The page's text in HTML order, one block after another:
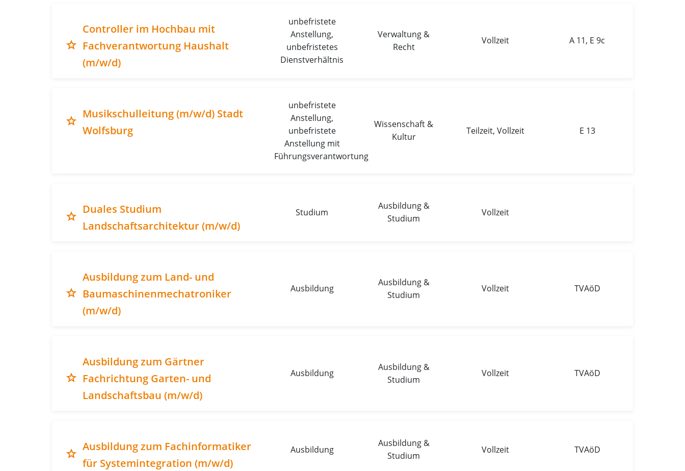
grade
Controller im Hochbau mit
Fachverantwortung Haushalt
(m/w/d)
unbefristete
Anstellung,
unbefristetes
Dienstverhältnis
Verwaltung &
Recht
Vollzeit A 11, E 9c
grade
Musikschulleitung (m/w/d) Stadt
Wolfsburg
unbefristete
Anstellung,
unbefristete
Anstellung mit
Führungsverantwortung
Wissenschaft &
Kultur
Teilzeit, Vollzeit E 13
grade
Duales Studium
Landschaftsarchitektur (m/w/d)
Studium
Ausbildung &
Studium
Vollzeit
grade
Ausbildung zum Land- und
Baumaschinenmechatroniker
(m/w/d)
Ausbildung
Ausbildung &
Studium
Vollzeit TVAöD
grade
Ausbildung zum Gärtner
Fachrichtung Garten- und
Landschaftsbau (m/w/d)
Ausbildung
Ausbildung &
Studium
Vollzeit TVAöD
grade
Ausbildung zum Fachinformatiker
für Systemintegration (m/w/d)
Ausbildung
Ausbildung &
Studium
Vollzeit TVAöD